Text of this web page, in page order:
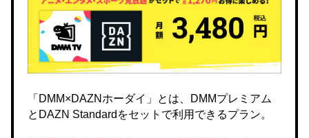
「DMM×DAZNホーダイ」とは、DMMプレミアム
とDAZN Standardをセットで利用できるプラン。